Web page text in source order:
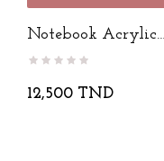
Notebook Acrylic
Painting
12,500 TND